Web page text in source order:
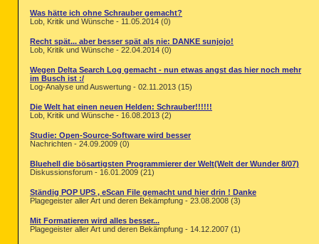
Was hätte ich ohne Schrauber gemacht?
Lob, Kritik und Wünsche - 11.05.2014 (0)
Recht spät... aber besser spät als nie: DANKE sunjojo!
Lob, Kritik und Wünsche - 22.04.2014 (0)
Wegen Delta Search Log gemacht - nun etwas angst das hier noch mehr
im Busch ist :/
Log-Analyse und Auswertung - 02.11.2013 (15)
Die Welt hat einen neuen Helden: Schrauber!!!!!!
Lob, Kritik und Wünsche - 16.08.2013 (2)
Studie: Open-Source-Software wird besser
Nachrichten - 24.09.2009 (0)
Bluehell die bösartigsten Programmierer der Welt(Welt der Wunder 8/07)
Diskussionsforum - 16.01.2009 (21)
Ständig POP UPS , eScan File gemacht und hier drin ! Danke
Plagegeister aller Art und deren Bekämpfung - 23.08.2008 (3)
Mit Formatieren wird alles besser...
Plagegeister aller Art und deren Bekämpfung - 14.12.2007 (1)